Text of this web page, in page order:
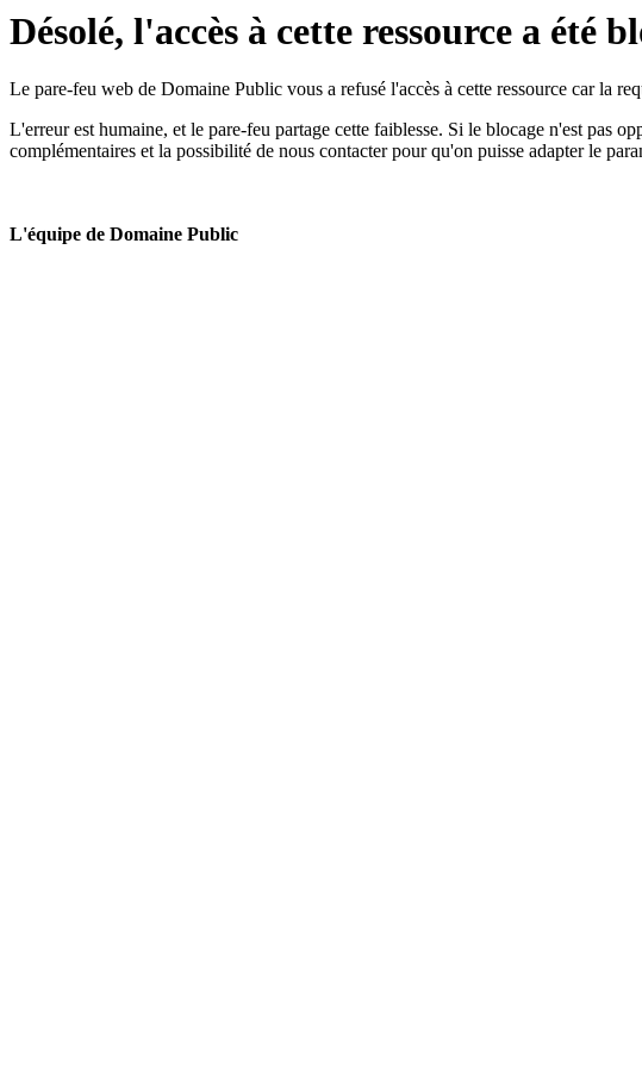
Désolé, l'accès à cette ressource a été
Le pare-feu web de Domaine Public vous a refusé l'accès à cette ressource car la
L'erreur est humaine, et le pare-feu partage cette faiblesse. Si le blocage n'est pas
complémentaires et la possibilité de nous contacter pour qu'on puisse adapter le
L'équipe de Domaine Public